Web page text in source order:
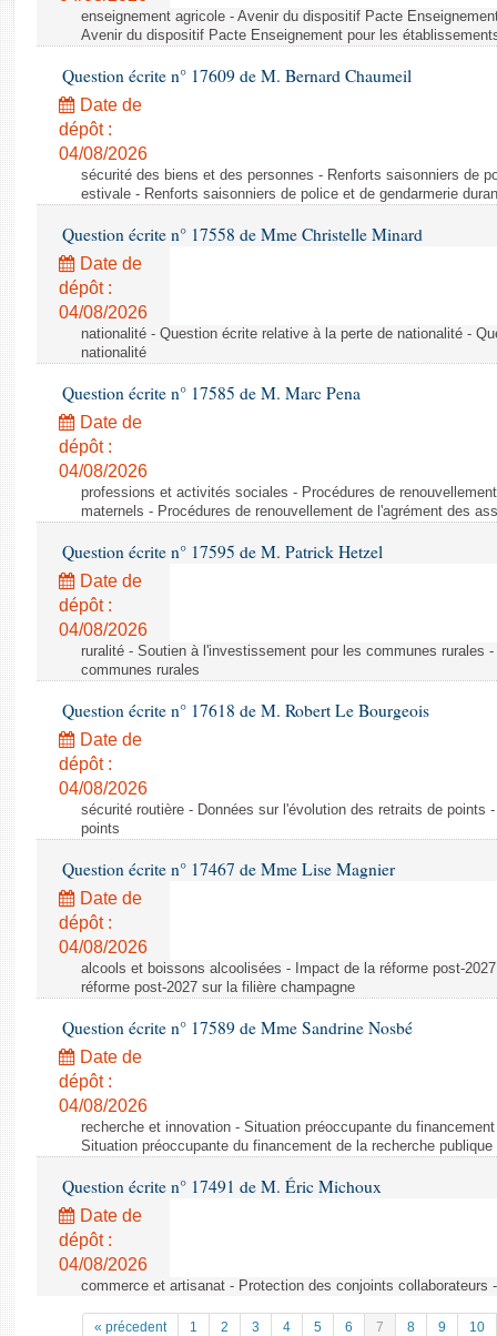
Baromètre de l’application des lois
Dossiers législatifs
Budget et sécurité sociale
Questions écrites et orales
Comptes rendus des débats
enseignement agricole - Avenir du dispositif Pacte
Avenir du dispositif Pacte Enseignement pour les
Question écrite n° 17609 de M. Bernard Chaumeil
Date de
dépôt :
04/08/2026
sécurité des biens et des personnes - Renforts saisonniers de
estivale - Renforts saisonniers de police et de gendarmerie
Question écrite n° 17558 de Mme Christelle Minard
Date de
dépôt :
04/08/2026
nationalité - Question écrite relative à la perte de nationalité -
nationalité
Question écrite n° 17585 de M. Marc Pena
Date de
dépôt :
04/08/2026
professions et activités sociales - Procédures de
maternels - Procédures de renouvellement de l'agrément des
Question écrite n° 17595 de M. Patrick Hetzel
Date de
dépôt :
04/08/2026
ruralité - Soutien à l'investissement pour les communes rurales
communes rurales
Question écrite n° 17618 de M. Robert Le Bourgeois
Date de
dépôt :
04/08/2026
sécurité routière - Données sur l'évolution des retraits de points
points
Question écrite n° 17467 de Mme Lise Magnier
Date de
dépôt :
04/08/2026
alcools et boissons alcoolisées - Impact de la réforme post-
réforme post-2027 sur la filière champagne
Question écrite n° 17589 de Mme Sandrine Nosbé
Date de
dépôt :
04/08/2026
recherche et innovation - Situation préoccupante du
Situation préoccupante du financement de la recherche publique
Question écrite n° 17491 de M. Éric Michoux
Date de
dépôt :
04/08/2026
commerce et artisanat - Protection des conjoints collaborateurs
« précedent 1 2 3 4 5 6 7 8 9 10